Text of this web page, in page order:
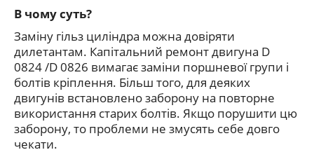
В чому суть?
Заміну гільз циліндра можна довіряти
дилетантам. Капітальний ремонт двигуна D
0824 /D 0826 вимагає заміни поршневої групи і
болтів кріплення. Більш того, для деяких
двигунів встановлено заборону на повторне
використання старих болтів. Якщо порушити цю
заборону, то проблеми не змусять себе довго
чекати.